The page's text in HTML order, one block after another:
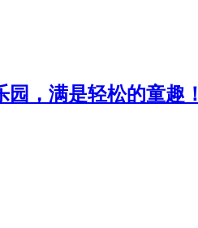
，满是轻松的童趣！